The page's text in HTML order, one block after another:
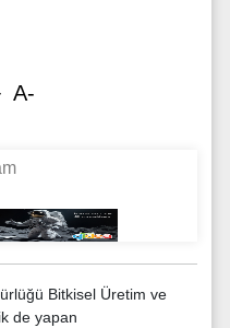
A-
Bitkisel Üretim ve
de yapan